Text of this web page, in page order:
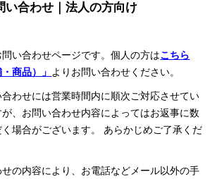
い合わせ｜法人の方向け
問い合わせページです。個人の方はこちら
商品）」 よりお問い合わせください。
わせには営業時間内に順次ご対応させてい
、お問い合わせ内容によってはお返事に数
場合がございます。 あらかじめご了承くだ
せの内容により、お電話などメール以外の手